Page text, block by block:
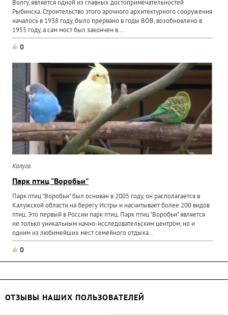
Волгу, является одной из главных достопримечательностей
Рыбинска. Строительство этого арочного архитектурного сооружения
началось в 1938 году, было прервано в годы ВОВ, возобновлено в
1955 году, а сам мост был закончен в...
0
Калуга
Парк птиц "Воробьи"
Парк птиц "Воробьи" был основан в 2005 году, он располагается в
Калужской области на берегу Истры и насчитывает более 200 видов
птиц. Это первый в России парк птиц. Парк птиц "Воробьи" является
не только уникальным начно-исследовательским центром, но и
одним из любимейших мест семейного отдыха...
0
ОТЗЫВЫ НАШИХ ПОЛЬЗОВАТЕЛЕЙ